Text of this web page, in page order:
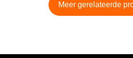
Meer gerelateerde